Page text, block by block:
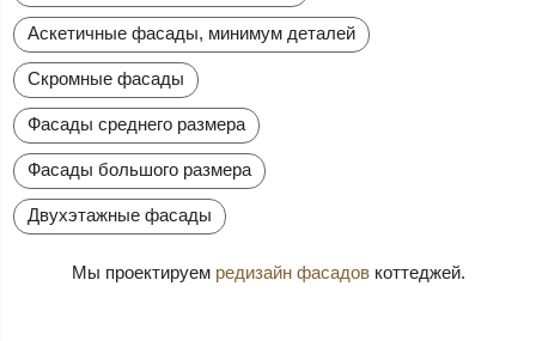
Аскетичные фасады, минимум деталей
Скромные фасады
Фасады среднего размера
Фасады большого размера
Двухэтажные фасады
Мы проектируем редизайн фасадовкоттеджей.